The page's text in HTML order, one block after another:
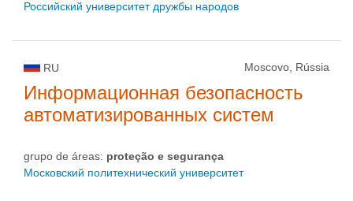
Российский университет дружбы народов
RU Moscovo, Rússia
Информационная безопасность
автоматизированных систем
grupo de áreas: proteção e segurança
Московский политехнический университет